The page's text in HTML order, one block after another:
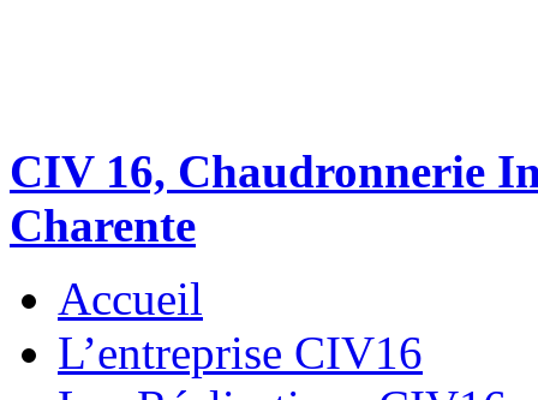
CIV 16, Chaudronnerie
Charente
Accueil
L’entreprise CIV16